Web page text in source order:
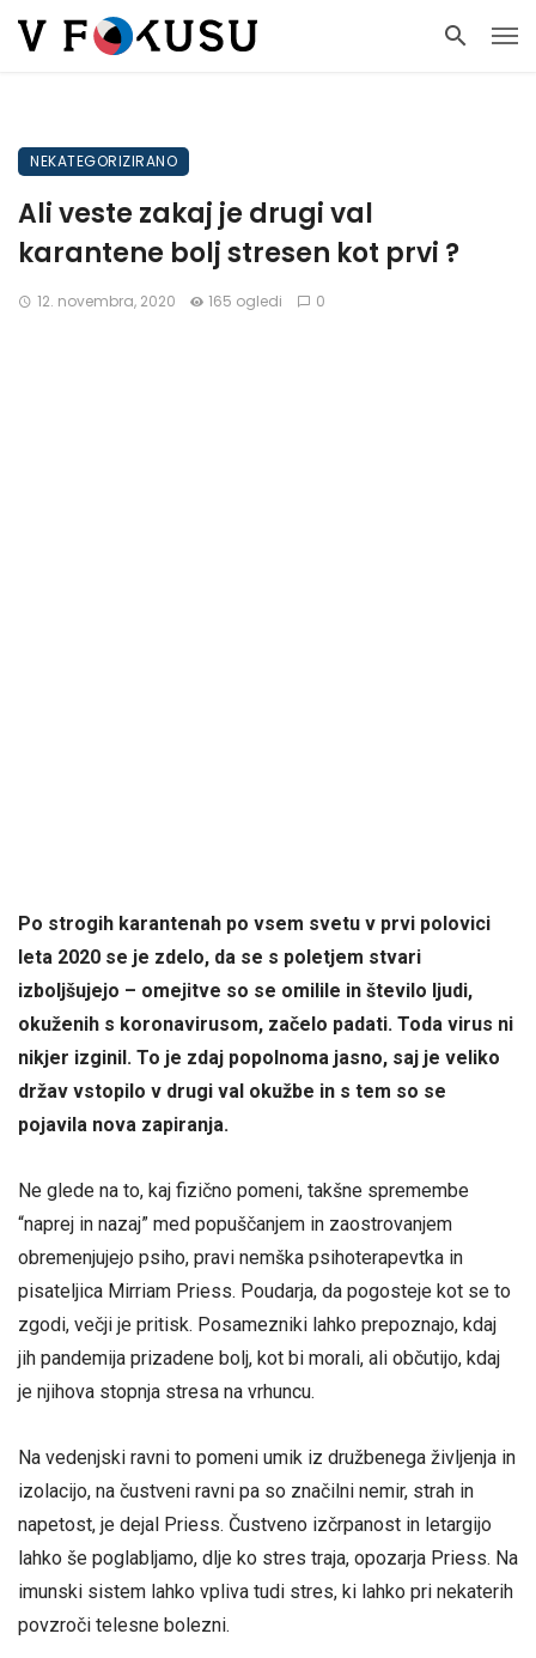
NEKATEGORIZIRANO
Ali veste zakaj je drugi val
karantene bolj stresen kot prvi ?
12. novembra, 2020 165 ogledi 0
Po strogih karantenah po vsem svetu v prvi polovici
leta 2020 se je zdelo, da se s poletjem stvari
izboljšujejo – omejitve so se omilile in število ljudi,
okuženih s koronavirusom, začelo padati. Toda virus ni
nikjer izginil. To je zdaj popolnoma jasno, saj je veliko
držav vstopilo v drugi val okužbe in s tem so se
pojavila nova zapiranja.
Ne glede na to, kaj fizično pomeni, takšne spremembe
“naprej in nazaj” med popuščanjem in zaostrovanjem
obremenjujejo psiho, pravi nemška psihoterapevtka in
pisateljica Mirriam Priess. Poudarja, da pogosteje kot se to
zgodi, večji je pritisk. Posamezniki lahko prepoznajo, kdaj
jih pandemija prizadene bolj, kot bi morali, ali občutijo, kdaj
je njihova stopnja stresa na vrhuncu.
Na vedenjski ravni to pomeni umik iz družbenega življenja in
izolacijo, na čustveni ravni pa so značilni nemir, strah in
napetost, je dejal Priess. Čustveno izčrpanost in letargijo
lahko še poglabljamo, dlje ko stres traja, opozarja Priess. Na
imunski sistem lahko vpliva tudi stres, ki lahko pri nekaterih
povzroči telesne bolezni.